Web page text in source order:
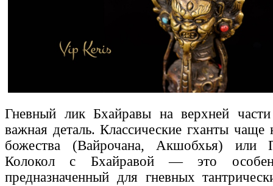
Гневный лик Бхайравы на верхней
важная деталь. Классические гханты чаще
божества (Вайрочана, Акшобхья) или
Колокол с Бхайравой — это
предназначенный для гневных